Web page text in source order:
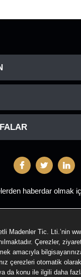
haberdar olmak
Madenler Tic. Lti.’nin
Çerezler,
amacıyla
çerezleri otomatik
da konu ile ilgili daha